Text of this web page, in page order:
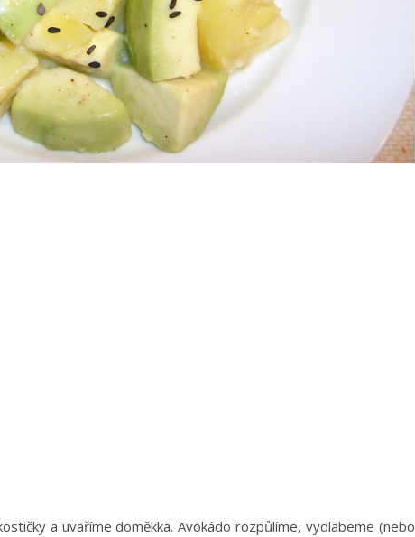
a uvaříme doměkka. Avokádo rozpůlíme, vydlabeme (nebo